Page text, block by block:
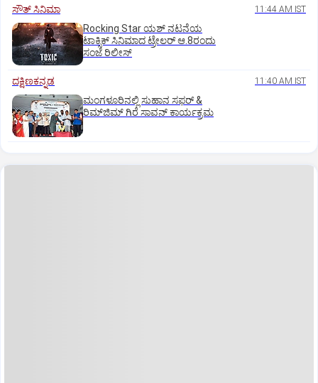
ಸೌತ್‌ ಸಿನಿಮಾ 11:44 AM IST
Rocking Star ಯಶ್‌ ನಟನೆಯ
ಟಾಕ್ಸಿಕ್‌ ಸಿನಿಮಾದ ಟ್ರೇಲರ್‌ ಆ.8ರಂದು
ಸಂಜೆ ರಿಲೀಸ್
ದಕ್ಷಿಣಕನ್ನಡ 11:40 AM IST
ಮಂಗಳೂರಿನಲ್ಲಿ ಸುಹಾನ ಸಫರ್ &
ರಿಮ್‌ಜಿಮ್ ಗಿರೆ ಸಾವನ್ ಕಾರ್ಯಕ್ರಮ